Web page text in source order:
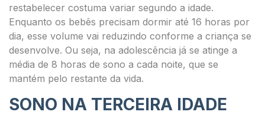
restabelecer costuma variar segundo a idade.
Enquanto os bebês precisam dormir até 16 horas por
dia, esse volume vai reduzindo conforme a criança se
desenvolve. Ou seja, na adolescência já se atinge a
média de 8 horas de sono a cada noite, que se
mantém pelo restante da vida.
SONO NA TERCEIRA IDADE